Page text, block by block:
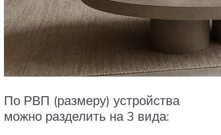
По РВП (размеру) устройства
можно разделить на 3 вида: